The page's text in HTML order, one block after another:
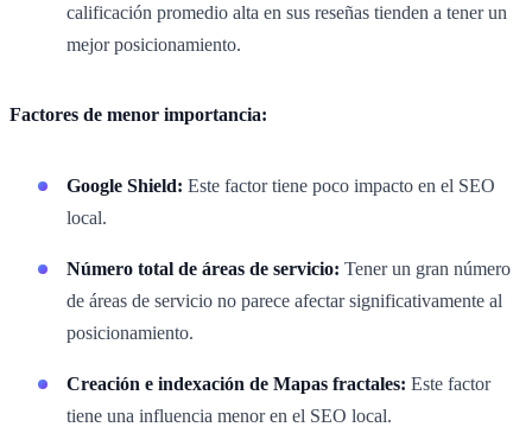
calificación promedio alta en sus reseñas tienden a tener un
mejor posicionamiento.
Factores de menor importancia:
Google Shield: Este factor tiene poco impacto en el SEO
local.
Número total de áreas de servicio: Tener un gran número
de áreas de servicio no parece afectar significativamente al
posicionamiento.
Creación e indexación de Mapas fractales: Este factor
tiene una influencia menor en el SEO local.